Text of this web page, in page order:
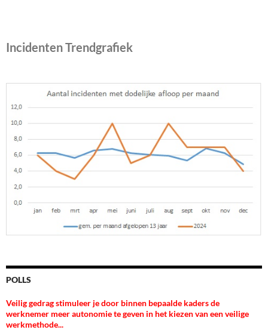
Incidenten Trendgrafiek
POLLS
Veilig gedrag stimuleer je door binnen bepaalde kaders de
werknemer meer autonomie te geven in het kiezen van een veilige
werkmethode...